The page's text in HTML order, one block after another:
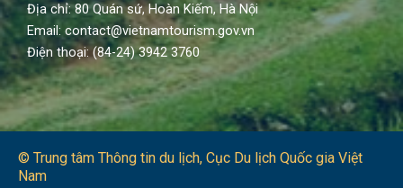
Địa chỉ: 80 Quán sứ, Hoàn Kiếm, Hà Nội
Email: contact@vietnamtourism.gov.vn
Điện thoại: (84-24) 3942 3760
© Trung tâm Thông tin du lịch​, Cục Du lịch Quốc gia Việt
Nam